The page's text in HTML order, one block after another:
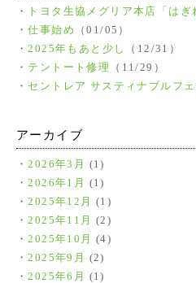
トヨタ生協メグリア本店「は
仕事始め
（01/05）
2025年もあと少し
（12/31）
テントート修理
（11/29）
セントレア サスティナブルフ
アーカイブ
2026年3月
(1)
2026年1月
(1)
2025年12月
(1)
2025年11月
(2)
2025年10月
(4)
2025年9月
(2)
2025年6月
(1)